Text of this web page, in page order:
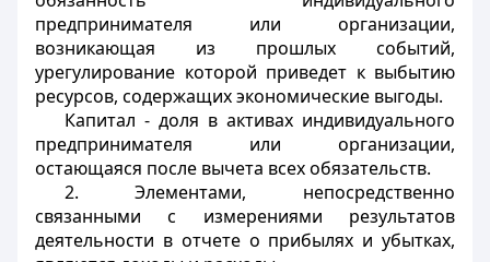
предпринимателя или организации,
возникающая из прошлых событий,
урегулирование которой приведет к выбытию
ресурсов, содержащих экономические выгоды.
Капитал - доля в активах индивидуального
предпринимателя или организации,
остающаяся после вычета всех обязательств.
2. Элементами, непосредственно
связанными с измерениями результатов
деятельности в отчете о прибылях и убытках,